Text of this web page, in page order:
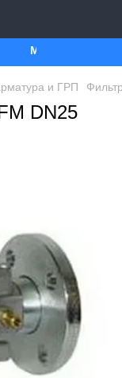
Ми працюємо.
и ГРП
DN25